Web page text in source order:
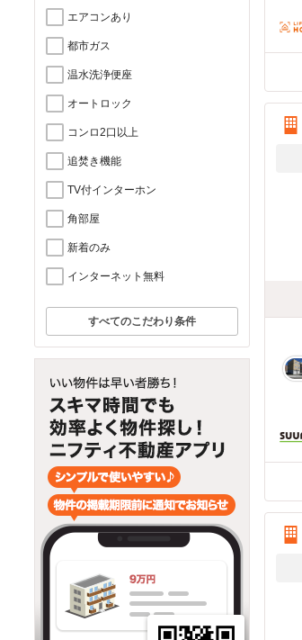
エアコンあり
都市ガス
温水洗浄便座
オートロック
コンロ2口以上
追焚き機能
TV付インターホン
角部屋
新着のみ
インターネット無料
すべてのこだわり条件